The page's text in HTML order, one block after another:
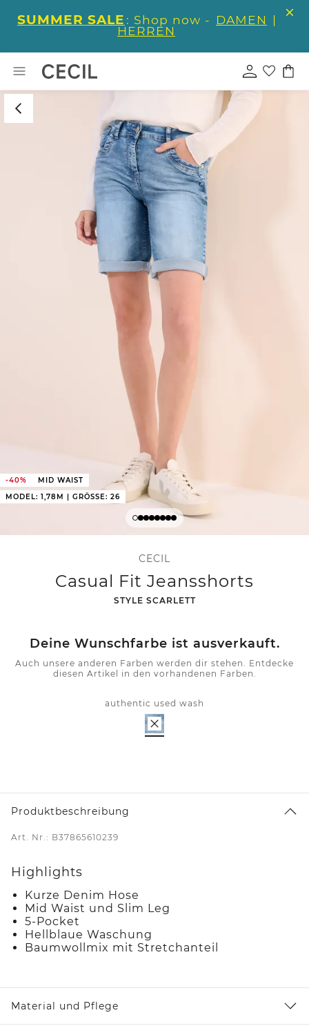
SUMMER SALE : Shop now - DAMEN |
HERREN
-40%
MID WAIST
MODEL: 1,78M | GRÖSSE: 26
CECIL
Casual Fit Jeansshorts
-
STYLE SCARLETT
Deine Wunschfarbe ist ausverkauft.
Auch unsere anderen Farben werden dir stehen. Entdecke
diesen Artikel in den vorhandenen Farben.
authentic used wash
Produktbeschreibung
Art. Nr.: B37865610239
Highlights
Kurze Denim Hose
Mid Waist und Slim Leg
5-Pocket
Hellblaue Waschung
Baumwollmix mit Stretchanteil
Material und Pflege